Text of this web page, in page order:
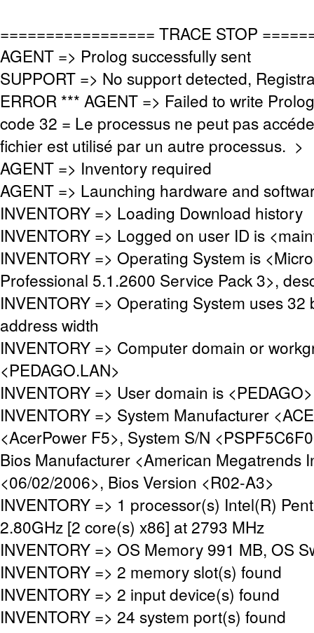
================= TRACE STOP
AGENT => Prolog successfully sent
SUPPORT => No support detected,
ERROR *** AGENT => Failed to write
code 32 = Le processus ne peut pas
fichier est utilisé par un autre processus. >
AGENT => Inventory required
AGENT => Launching hardware and
INVENTORY => Loading Download history
INVENTORY => Logged on user ID is
INVENTORY => Operating System is
Professional 5.1.2600 Service Pack 3>,
INVENTORY => Operating System uses 32
address width
INVENTORY => Computer domain or
<PEDAGO.LAN>
INVENTORY => User domain is <PEDAGO>
INVENTORY => System Manufacturer
<AcerPower F5>, System S/N
Bios Manufacturer <American Megatrends
<06/02/2006>, Bios Version <R02-A3>
INVENTORY => 1 processor(s) Intel(R)
2.80GHz [2 core(s) x86] at 2793 MHz
INVENTORY => OS Memory 991 MB, OS
INVENTORY => 2 memory slot(s) found
INVENTORY => 2 input device(s) found
INVENTORY => 24 system port(s) found